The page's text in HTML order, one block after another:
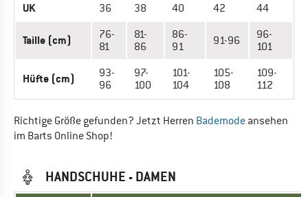
UK 36 38 40 42 44
Taille (cm)
76-
81
81-
86
86-
91
91-96
96-
101
Hüfte (cm)
93-
96
97-
100
101-
104
105-
108
109-
112
Richtige Größe gefunden? Jetzt Herren Bademode ansehen
im Barts Online Shop!
HANDSCHUHE - DAMEN